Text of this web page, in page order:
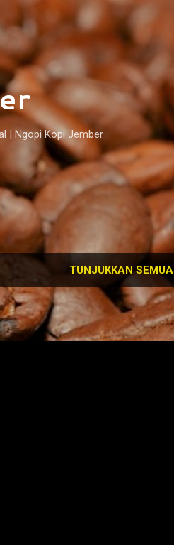
| Ngopi Kopi Jember
TUNJUKKAN SEMUA